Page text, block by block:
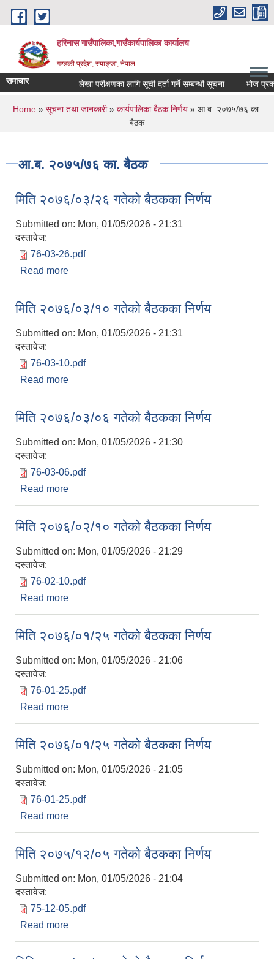
Skip to main content
हरिनास गाउँपालिका,गाउँकार्यपालिका कार्यालय
गण्डकी प्रदेश, स्याङ्जा, नेपाल
समाचार लेखा परीक्षणका लागि सूची दर्ता गर्ने सम्बन्धी सूचना भोज प्रकाश
You are here
Home » सूचना तथा जानकारी» कार्यपालिका बैठक निर्णय » आ.ब. २०७५/७६ का.
बैठक
आ.ब. २०७५/७६ का. बैठक
मिति २०७६/०३/२६ गतेको बैठकका निर्णय
Submitted on: Mon, 01/05/2026 - 21:31
दस्तावेज:
76-03-26.pdf
Read more
मिति २०७६/०३/१० गतेको बैठकका निर्णय
Submitted on: Mon, 01/05/2026 - 21:31
दस्तावेज:
76-03-10.pdf
Read more
मिति २०७६/०३/०६ गतेको बैठकका निर्णय
Submitted on: Mon, 01/05/2026 - 21:30
दस्तावेज:
76-03-06.pdf
Read more
मिति २०७६/०२/१० गतेको बैठकका निर्णय
Submitted on: Mon, 01/05/2026 - 21:29
दस्तावेज:
76-02-10.pdf
Read more
मिति २०७६/०१/२५ गतेको बैठकका निर्णय
Submitted on: Mon, 01/05/2026 - 21:06
दस्तावेज:
76-01-25.pdf
Read more
मिति २०७६/०१/२५ गतेको बैठकका निर्णय
Submitted on: Mon, 01/05/2026 - 21:05
दस्तावेज:
76-01-25.pdf
Read more
मिति २०७५/१२/०५ गतेको बैठकका निर्णय
Submitted on: Mon, 01/05/2026 - 21:04
दस्तावेज:
75-12-05.pdf
Read more